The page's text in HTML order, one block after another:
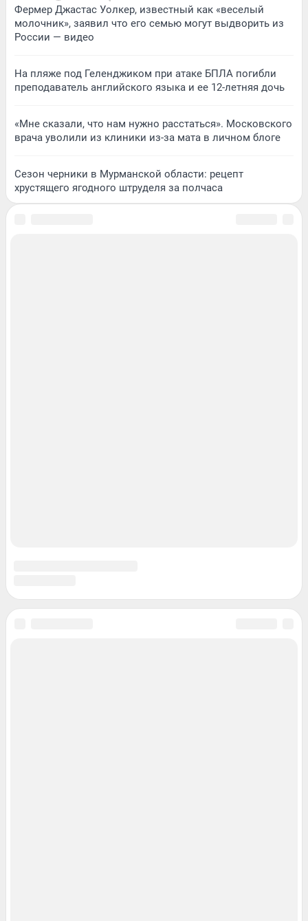
Фермер Джастас Уолкер, известный как «веселый
молочник», заявил что его семью могут выдворить из
России — видео
На пляже под Геленджиком при атаке БПЛА погибли
преподаватель английского языка и ее 12-летняя дочь
«Мне сказали, что нам нужно расстаться». Московского
врача уволили из клиники из-за мата в личном блоге
Сезон черники в Мурманской области: рецепт
хрустящего ягодного штруделя за полчаса